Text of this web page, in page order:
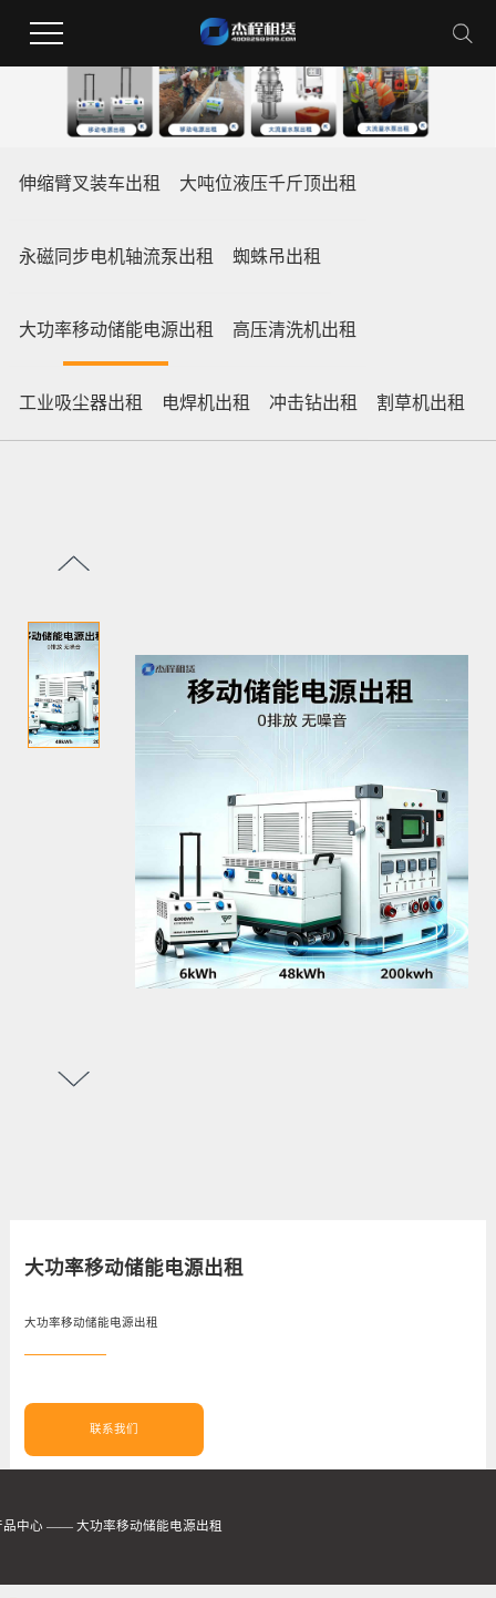
伸缩臂叉装车出租 大吨位液压千斤顶出租
永磁同步电机轴流泵出租 蜘蛛吊出租
大功率移动储能电源出租 高压清洗机出租
工业吸尘器出租 电焊机出租 冲击钻出租 割草机出租
大功率移动储能电源出租
大功率移动储能电源出租
联系我们
品中心 —— 大功率移动储能电源出租